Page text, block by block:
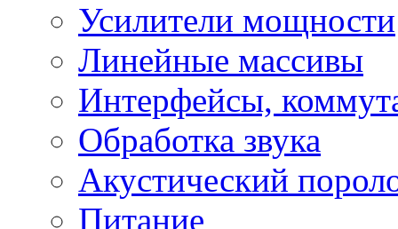
Усилители мощности
Линейные массивы
Интерфейсы,
Обработка звука
Акустический
Питание